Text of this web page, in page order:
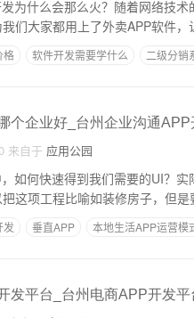
为什么会那么火？随着网络技
们大家都用上了外卖APP软件
格 软件开发需要学什么 二级分销
个企业好_台州企业沟通
来自于 应用公园
如何快速得到我们需要的UI？
这项工程比喻如装修房子，但
发 垂直APP 本地生活APP运营模
发平台_台州电商APP开发